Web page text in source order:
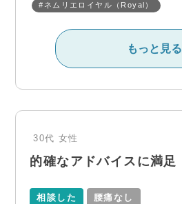
#ネムリエロイヤル（Royal）
もっと見る
30代女性
的確なアドバイスに満足
相談した 腰痛なし